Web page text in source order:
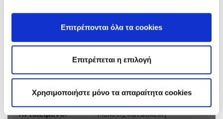
Επιτρέπονται όλα τα cookies
Επιτρέπεται η επιλογή
Χρησιμοποιήστε μόνο τα απαραίτητα cookies
χορήγηση βεβαίωσης επίσκεψης στο σταθμό από
τον κ. Γ. Τσατσαρώνη στη διεύθυνση
g.tsatsaronis@ppcgroup.com και τηλ.
(+30)2271028706"
Πληροφορίες Διαγωνισμού
Γενικές Πλήροφορίες, Τεύχος Πρόσκλησης και Ανακοινώσεις
Αντικείμενο:
Μελέτη, κατασκευή